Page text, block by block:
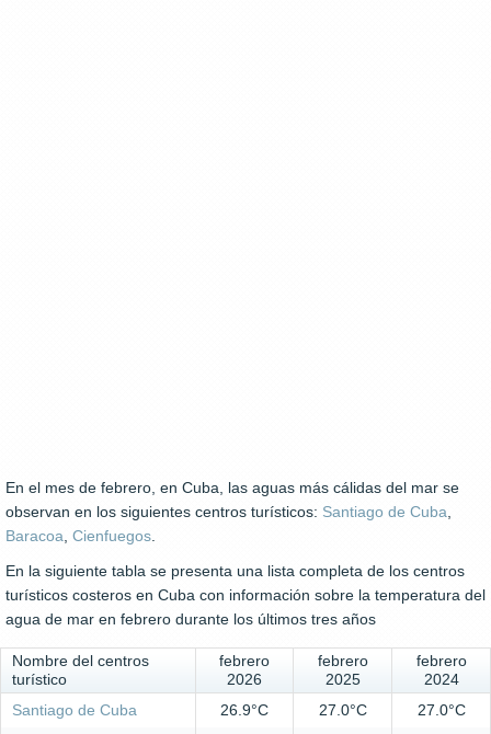
En el mes de febrero, en Cuba, las aguas más cálidas del mar se
observan en los siguientes centros turísticos: Santiago de Cuba
Baracoa Cienfuegos
En la siguiente tabla se presenta una lista completa de los centros
turísticos costeros en Cuba con información sobre la temperatura del
agua de mar en febrero durante los últimos tres años
Nombre del centros
turístico
febrero
2026
febrero
2025
febrero
2024
Santiago de Cuba
26.9°C 27.0°C
27.0°C